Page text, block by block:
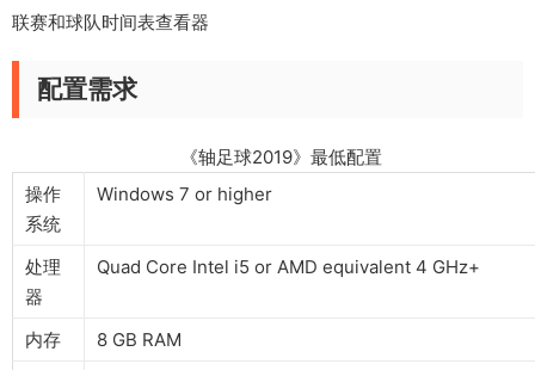
联赛和球队时间表查看器
配置需求
《轴足球2019》最低配置
操作
系统
Windows 7 or higher
处理
器
Quad Core Intel i5 or AMD equivalent 4 GHz+
内存
8 GB RAM